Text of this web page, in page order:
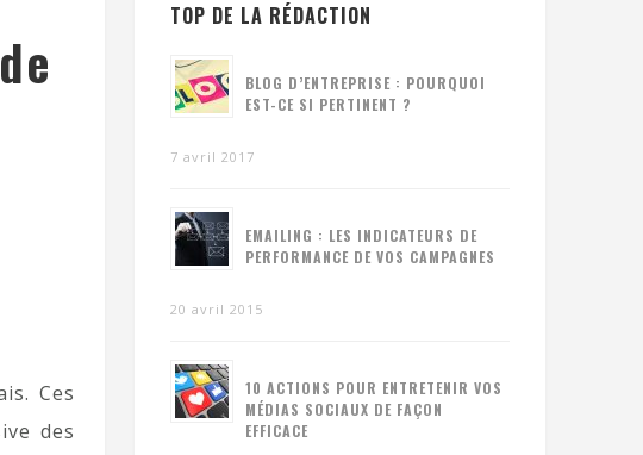
Ces
des
TOP DE LA RÉDACTION
BLOG D’ENTREPRISE : POURQUOI
EST-CE SI PERTINENT ?
7 avril 2017
EMAILING : LES INDICATEURS DE
PERFORMANCE DE VOS CAMPAGNES
20 avril 2015
10 ACTIONS POUR ENTRETENIR VOS
MÉDIAS SOCIAUX DE FAÇON
EFFICACE